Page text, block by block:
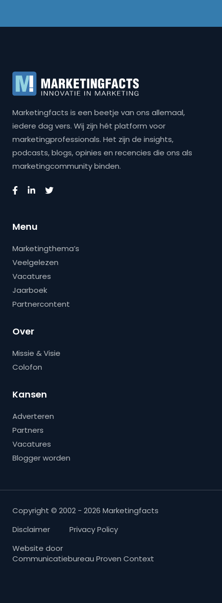
Marketingfacts is een beetje van ons allemaal,
iedere dag vers. Wij zijn hét platform voor
marketingprofessionals. Het zijn de insights,
podcasts, blogs, opinies en recencies die ons als
marketingcommunity binden.
Menu
Marketingthema’s
Veelgelezen
Vacatures
Jaarboek
Partnercontent
Over
Missie & Visie
Colofon
Kansen
Adverteren
Partners
Vacatures
Blogger worden
Copyright © 2002 - 2026 Marketingfacts
Disclaimer
Privacy Policy
Website door
Communicatiebureau Proven Context